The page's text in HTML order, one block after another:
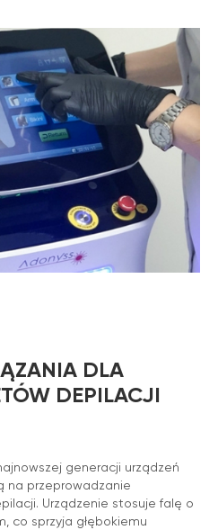
DLA
DEPILACJI
generacji urządzeń
na przeprowadzanie
Urządzenie stosuje falę o
co sprzyja głębokiemu